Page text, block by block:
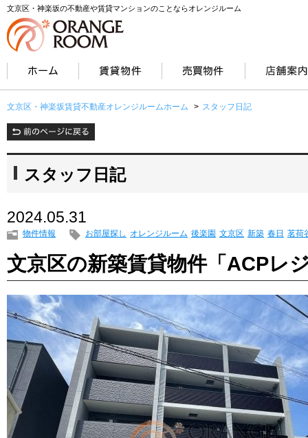
文京区・神楽坂の不動産や賃貸マンションのことならオレンジルーム
文京区・神楽坂賃貸不動産オレンジルームホーム > スタッフ日記
スタッフ日記
2024.05.31
物件情報 お部屋探し オレンジルーム 後楽園 文京区 新築 春日 茗荷
文京区の新築賃貸物件「ACPレ